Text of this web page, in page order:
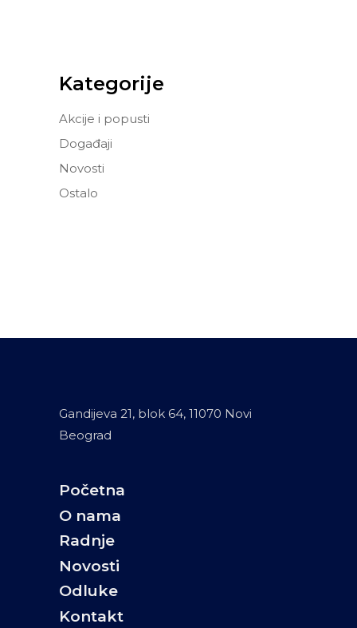
Kategorije
Akcije i popusti
Događaji
Novosti
Ostalo
Gandijeva 21, blok 64, 11070 Novi
Beograd
Početna
O nama
Radnje
Novosti
Odluke
Kontakt